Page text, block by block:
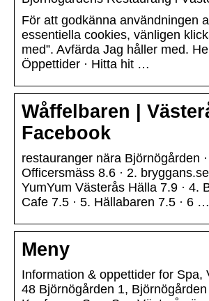
För att godkänna användningen
essentiella cookies, vänligen
med”. Avfärda Jag håller med.
Öppettider · Hitta hit …
Wåffelbaren |
Facebook
restauranger nära Björnögården
Officersmäss 8.6 · 2.
YumYum Västerås Hälla 7.9 · 4.
Cafe 7.5 · 5. Hällabaren 7.5 · 6 …
Meny
Information & oppettider for Spa,
48 Björnögården 1,